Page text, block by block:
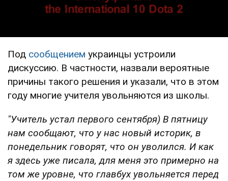
Под сообщением украинцы устроили
дискуссию. В частности, назвали вероятные
причины такого решения и указали, что в этом
году многие учителя увольняются из школы.
"Учитель устал первого сентября) В пятницу
нам сообщают, что у нас новый историк, в
понедельник говорят, что он уволился. И как
я здесь уже писала, для меня это примерно на
том же уровне, что главбух увольняется перед